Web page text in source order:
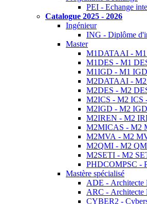
PEI - Echange
Catalogue 2025 - 2026
Ingénieur
ING - Diplôme
Master
M1DATAAI - M1
M1DES - M1
M1IGD - M1 IGD
M2DATAAI - M2
M2DES - M2
M2ICS - M2 ICS
M2IGD - M2 IGD
M2IREN - M2
M2MICAS - M2
M2MVA - M2
M2QMI - M2
M2SETI - M2
PHDCOMPSC -
Mastère spécialisé
ADE - Architecte
ARC - Architecte
CYBER2 -